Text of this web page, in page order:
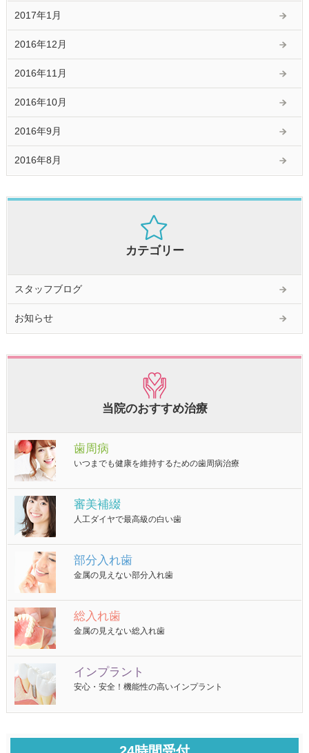
2017年1月
2016年12月
2016年11月
2016年10月
2016年9月
2016年8月
カテゴリー
スタッフブログ
お知らせ
当院のおすすめ治療
歯周病
いつまでも健康を維持するための歯周病治療
審美補綴
人工ダイヤで最高級の白い歯
部分入れ歯
金属の見えない部分入れ歯
総入れ歯
金属の見えない総入れ歯
インプラント
安心・安全！機能性の高いインプラント